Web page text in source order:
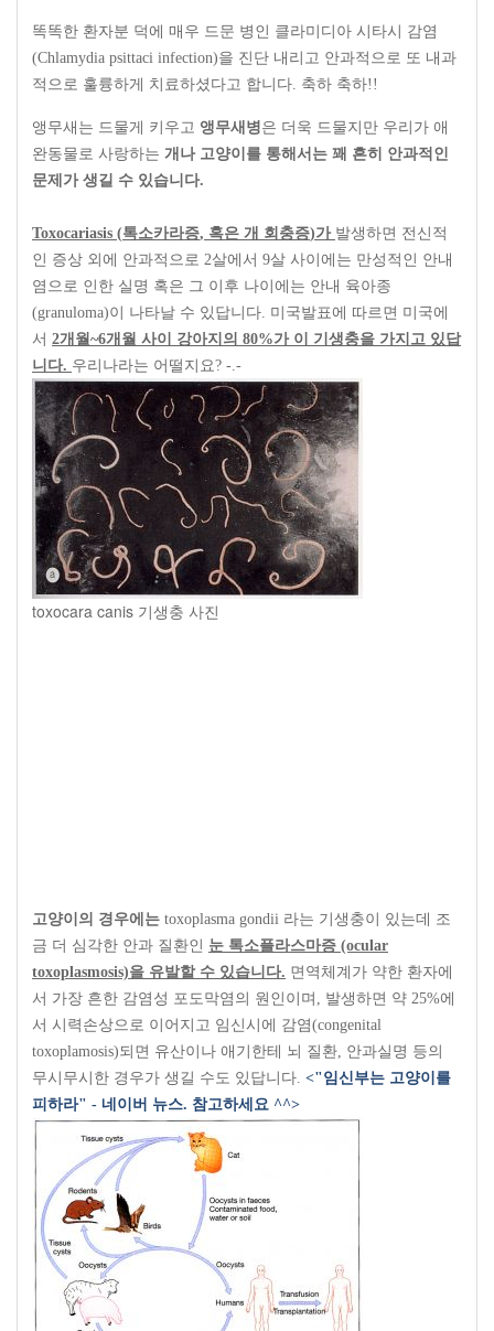
똑똑한 환자분 덕에 매우 드문 병인 클라미디아 시타시 감염
(Chlamydia psittaci infection)을 진단 내리고 안과적으로 또 내과
적으로 훌륭하게 치료하셨다고 합니다 축하 축하!!
앵무새는 드물게 키우고 앵무새병은 더욱 드물지만 우리가 애
완동물로 사랑하는 개나 고양이를 통해서는 꽤 흔히 안과적인
문제가 생길 수 있습니다.
Toxocariasis (톡소카라증, 혹은 개 회충증)가 발생하면 전신적
인 증상 외에 안과적으로 2살에서 9살 사이에는 만성적인 안내
염으로 인한 실명 혹은 그 이후 나이에는 안내 육아종
(granuloma)이 나타날 수 있답니다 미국발표에 따르면 미국에
서 2개월~6개월 사이 강아지의 80%가 이 기생충을 가지고 있답
니다. 우리나라는 어떨지요? -.-
toxocara canis 기생충 사진
고양이의 경우에는 toxoplasma gondii 라는 기생충이 있는데 조
금 더 심각한 안과 질환인 눈 톡소플라스마증 (ocular
toxoplasmosis)을 유발할 수 있습니다. 면역체계가 약한 환자에
서 가장 흔한 감염성 포도막염의 원인이며
발생하면 약 25%에
서 시력손상으로 이어지고 임신시에 감염(congenital
toxoplamosis)되면 유산이나 애기한테 뇌 질환 안과실명 등의
무시무시한 경우가 생길 수도 있답니다 <"임신부는 고양이를
피하라" - 네이버 뉴스. 참고하세요 ^^>